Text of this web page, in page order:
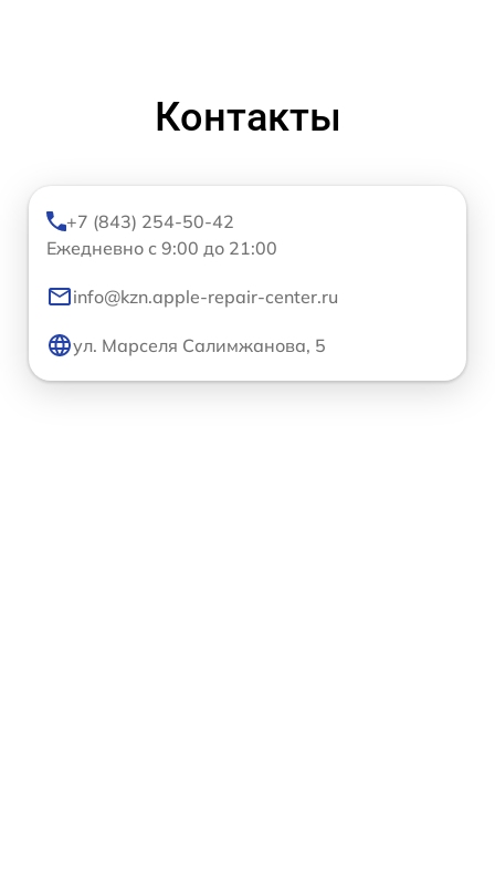
Контакты
+7 (843) 254-50-42
Ежедневно с 9:00 до 21:00
info@kzn.apple-repair-center.ru
ул. Марселя Салимжанова, 5